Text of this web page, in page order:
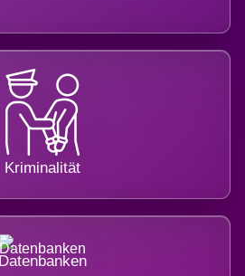
Kriminalität
Datenbanken